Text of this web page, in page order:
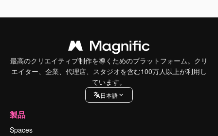
最高のクリエイティブ制作を導くためのプラットフォーム。クリ
エイター、企業、代理店、スタジオを含む100万人以上が利用し
ています。
日本語
製品
Spaces